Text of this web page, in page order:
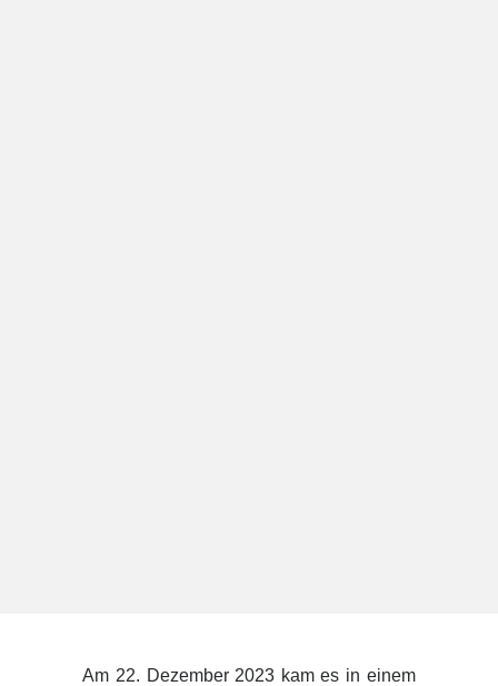
Am 22. Dezember 2023 kam es in einem